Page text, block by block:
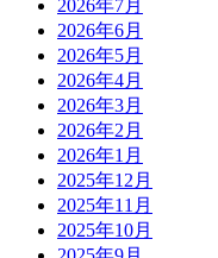
2026年7月
2026年6月
2026年5月
2026年4月
2026年3月
2026年2月
2026年1月
2025年12月
2025年11月
2025年10月